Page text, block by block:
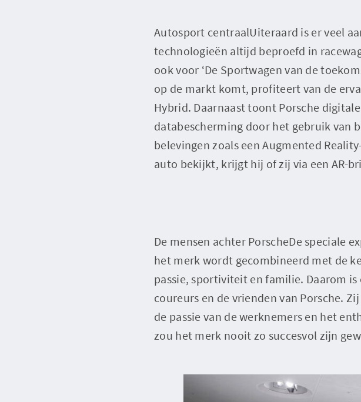
Autosport centraalUiteraard is er veel
technologieën altijd beproefd in
ook voor ‘De Sportwagen van de
op de markt komt, profiteert van de
Hybrid. Daarnaast toont Porsche
databescherming door het gebruik van
belevingen zoals een Augmented
auto bekijkt, krijgt hij of zij via een AR-
De mensen achter PorscheDe speciale
het merk wordt gecombineerd met de
passie, sportiviteit en familie. Daarom
coureurs en de vrienden van Porsche.
de passie van de werknemers en het
zou het merk nooit zo succesvol zijn